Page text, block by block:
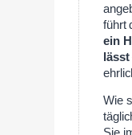
führt
ein
lässt
Wie